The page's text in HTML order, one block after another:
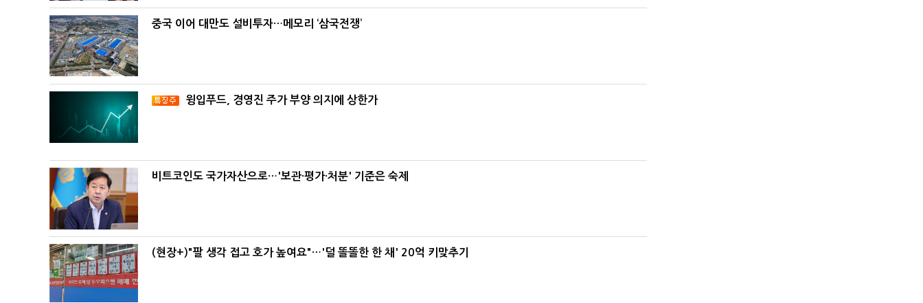
중국 이어 대만도 설비투자…메모리 ‘삼국전쟁’
윙입푸드, 경영진 주가 부양 의지에 상한가
비트코인도 국가자산으로…'보관·평가·처분' 기준은 숙제
(현장+)"팔 생각 접고 호가 높여요"…'덜 똘똘한 한 채' 20억 키맞추기